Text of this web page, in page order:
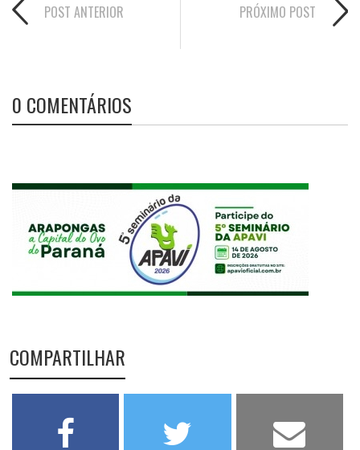
POST ANTERIOR PRÓXIMO POST
0 COMENTÁRIOS
COMPARTILHAR